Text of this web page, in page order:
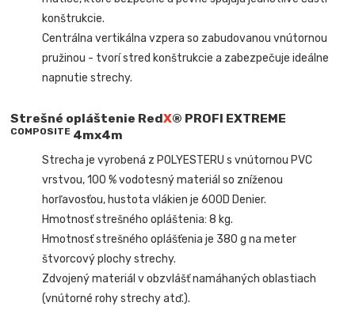
konštrukcie.
Centrálna vertikálna vzpera so zabudovanou vnútornou
pružinou - tvorí stred konštrukcie a zabezpečuje ideálne
napnutie strechy.
Strešné opláštenie RedX® PROFI EXTREME
COMPOSITE 4mx4m
Strecha je vyrobená z POLYESTERU s vnútornou PVC
vrstvou, 100 % vodotesný materiál so zníženou
horľavosťou, hustota vlákien je 600D Denier.
Hmotnosť strešného opláštenia: 8 kg.
Hmotnosť strešného oplášťenia je 380 g na meter
štvorcový plochy strechy.
Zdvojený materiál v obzvlášť namáhaných oblastiach
(vnútorné rohy strechy atď.).